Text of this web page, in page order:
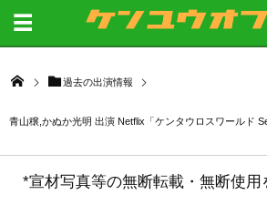
過去の出演情報
青山穣,かぬか光明 出演 Netflix「ケンタウロスワールド
*宣材写真等の無断転載・無断使用